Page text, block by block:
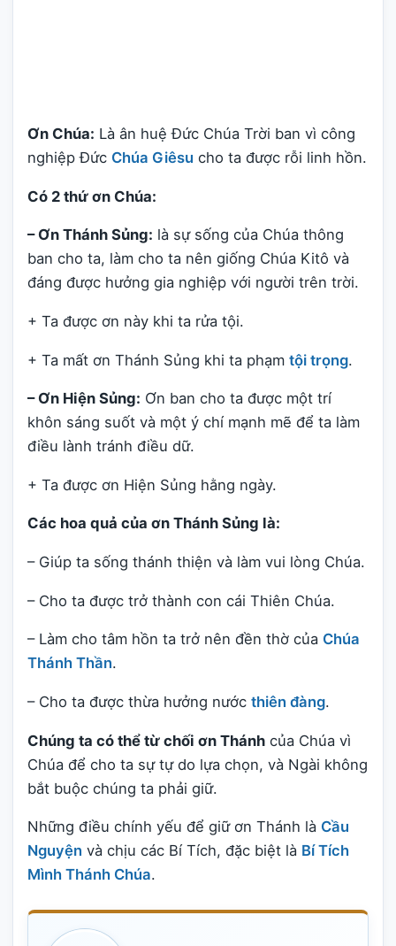
Ơn Chúa: Là ân huệ Ðức Chúa Trời ban vì công
nghiệp Ðức Chúa Giêsu cho ta được rỗi linh hồn.
Có 2 thứ ơn Chúa:
– Ơn Thánh Sủng: là sự sống của Chúa thông
ban cho ta, làm cho ta nên giống Chúa Kitô và
đáng được hưởng gia nghiệp với người trên trời.
+ Ta được ơn này khi ta rửa tội.
+ Ta mất ơn Thánh Sủng khi ta phạm tội trọng.
– Ơn Hiện Sủng: Ơn ban cho ta được một trí
khôn sáng suốt và một ý chí mạnh mẽ để ta làm
điều lành tránh điều dữ.
+ Ta được ơn Hiện Sủng hằng ngày.
Các hoa quả của ơn Thánh Sủng là:
– Giúp ta sống thánh thiện và làm vui lòng Chúa.
– Cho ta được trở thành con cái Thiên Chúa.
– Làm cho tâm hồn ta trở nên đền thờ của Chúa
Thánh Thần.
– Cho ta được thừa hưởng nước thiên đàng.
Chúng ta có thể từ chối ơn Thánh của Chúa vì
Chúa để cho ta sự tự do lựa chọn, và Ngài không
bắt buộc chúng ta phải giữ.
Những điều chính yếu để giữ ơn Thánh là Cầu
Nguyện và chịu các Bí Tích, đặc biệt là Bí Tích
Mình Thánh Chúa.